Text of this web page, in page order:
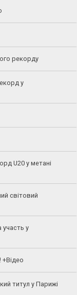
рекорду
у
U20 у метані
світовий
участь у
титул у Парижі